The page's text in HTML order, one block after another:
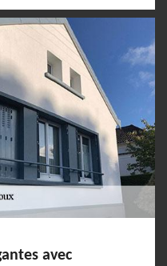
avec